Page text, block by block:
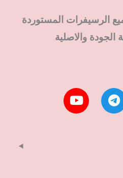
الرسيفرات المستوردة
الجودة والاصلية